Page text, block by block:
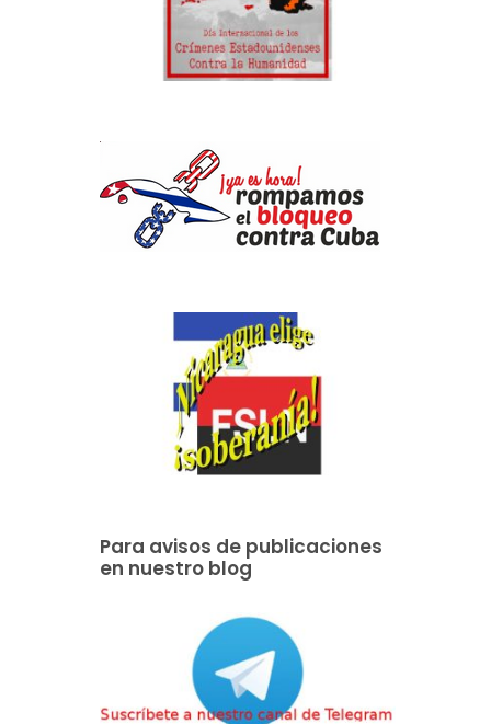
Para avisos de publicaciones
en nuestro blog